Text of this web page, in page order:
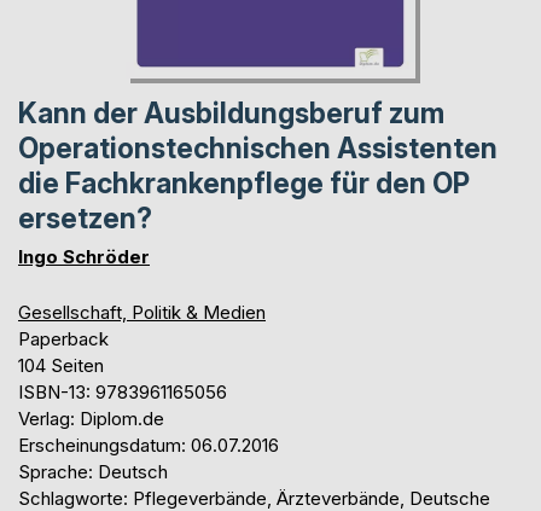
Kann der Ausbildungsberuf zum
Operationstechnischen Assistenten
die Fachkrankenpflege für den OP
ersetzen?
Ingo Schröder
Gesellschaft, Politik & Medien
Paperback
104 Seiten
ISBN-13: 9783961165056
Verlag: Diplom.de
Erscheinungsdatum: 06.07.2016
Sprache: Deutsch
Schlagworte: Pflegeverbände, Ärzteverbände, Deutsche